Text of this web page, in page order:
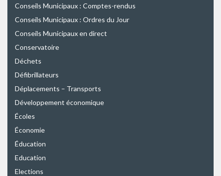
Conseils Municipaux : Comptes-rendus
Conseils Municipaux : Ordres du Jour
Conseils Municipaux en direct
Conservatoire
Déchets
Défibrillateurs
Déplacements – Transports
Développement économique
Écoles
Économie
Éducation
Education
Elections